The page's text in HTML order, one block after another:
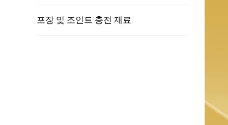
포장 및 조인트 충전 재료